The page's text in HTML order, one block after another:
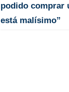
podido comprar
está malísimo”